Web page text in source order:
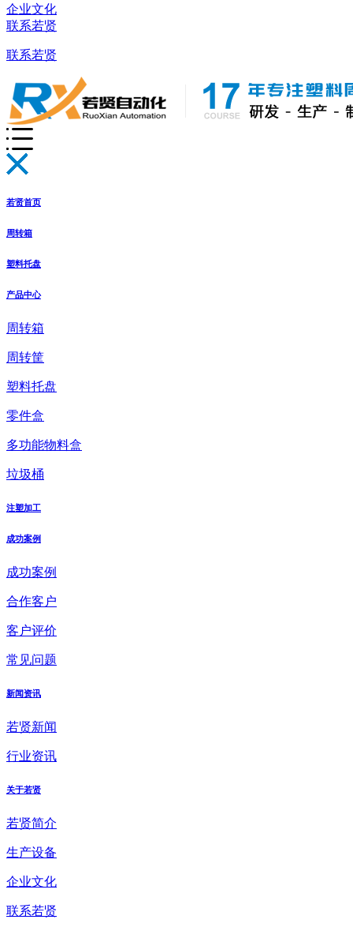
企业文化
联系若贤
联系若贤
若贤首页
周转箱
塑料托盘
产品中心
周转箱
周转筐
塑料托盘
零件盒
多功能物料盒
垃圾桶
注塑加工
成功案例
成功案例
合作客户
客户评价
常见问题
新闻资讯
若贤新闻
行业资讯
关于若贤
若贤简介
生产设备
企业文化
联系若贤